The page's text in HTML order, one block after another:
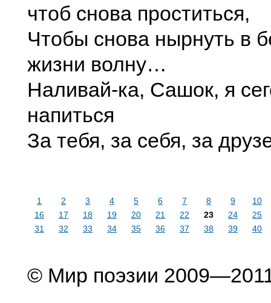
чтоб снова проститься,
Чтобы снова нырнуть в
жизни волну…
Наливай-ка, Сашок, я
напиться
За тебя, за себя, за
1 2 3 4 5 6 7 8 9
10
16
17 18 19 20 21 22 23 24
25
31
32 33 34 35 36 37 38 39 40
© Мир поэзии